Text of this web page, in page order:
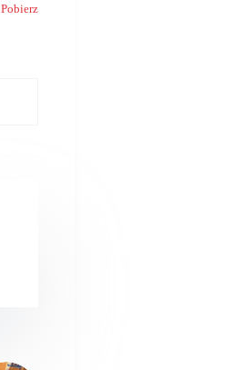
Pobierz